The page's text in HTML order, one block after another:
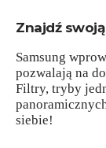
Znajdź
Samsung
pozwalają na
Filtry, tryby
siebie!